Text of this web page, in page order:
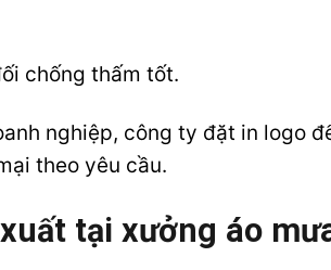
chống thấm tốt.
nghiệp, công ty đặt in logo
theo yêu cầu.
tại xưởng áo